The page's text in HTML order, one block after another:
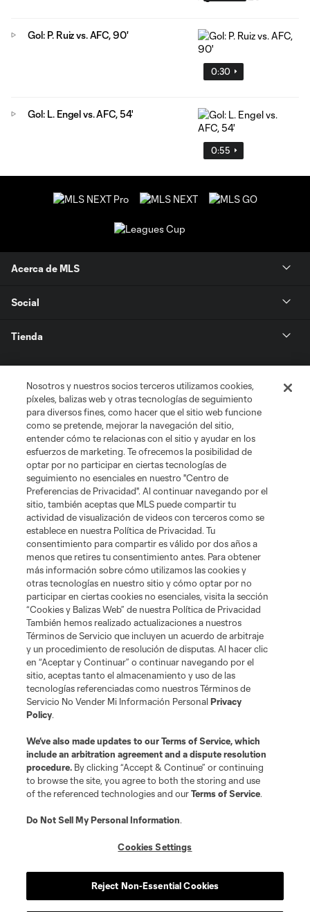
0:30
Gol: P. Ruiz vs. AFC, 90'
0:55
Gol: L. Engel vs. AFC, 54'
Acerca de MLS
Social
Tienda
Club Sites
Términos de servicio Política de privacidad
No vender mi información
Cookies Settings
©2026 MLS. El nombre y escudo de la Major League Soccer y MLS son
marcas registradas de League Soccer, L.L.C. (“MLS”). Los nombres y logos
de los equipos de la MLS están registrados y son marcas bajo ley común
de la MLS o son usadas con el permiso de sus propietarios. Uso
desautorizado está prohibido.
Nosotros y nuestros socios terceros utilizamos cookies,
píxeles, balizas web y otras tecnologías de seguimiento
para diversos fines, como hacer que el sitio web funcione
como se pretende, mejorar la navegación del sitio,
entender cómo te relacionas con el sitio y ayudar en los
esfuerzos de marketing. Te ofrecemos la posibilidad de
optar por no participar en ciertas tecnologías de
seguimiento no esenciales en nuestro "Centro de
Preferencias de Privacidad". Al continuar navegando por el
sitio, también aceptas que MLS puede compartir tu
actividad de visualización de videos con terceros como se
establece en nuestra Política de Privacidad. Tu
consentimiento para compartir es válido por dos años a
menos que retires tu consentimiento antes. Para obtener
más información sobre cómo utilizamos las cookies y
otras tecnologías en nuestro sitio y cómo optar por no
participar en ciertas cookies no esenciales, visita la sección
“Cookies y Balizas Web” de nuestra Política de Privacidad
También hemos realizado actualizaciones a nuestros
Términos de Servicio que incluyen un acuerdo de arbitraje
y un procedimiento de resolución de disputas. Al hacer clic
en “Aceptar y Continuar” o continuar navegando por el
sitio, aceptas tanto el almacenamiento y uso de las
tecnologías referenciadas como nuestros Términos de
Servicio No Vender Mi Información PersonalPrivacy
Policy.
We’ve also made updates to ourTerms of Service, which
include an arbitration agreement and a dispute resolution
procedure. By clicking “Accept & Continue” or continuing
to browse the site, you agree to both the storing and use
of the referenced technologies and ourTerms of Service.
Do Not Sell My Personal Information.
Cookies Settings
Reject Non-Essential Cookies